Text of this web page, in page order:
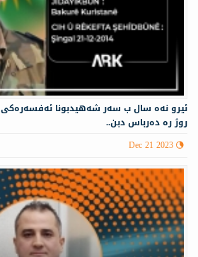
ئيرو نەه سال ب سه‌ر شه‌هيدبونا
روژ ره‌ ده‌رباس دبن..
Dec 21 2023